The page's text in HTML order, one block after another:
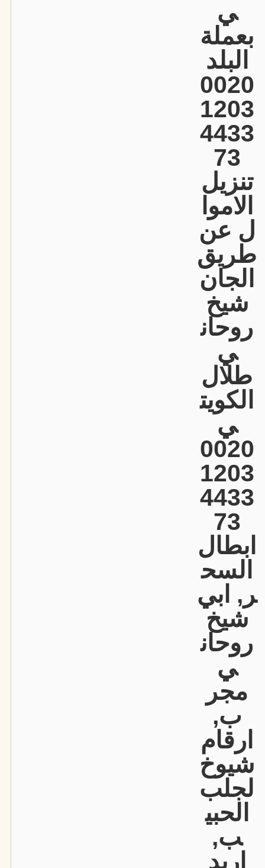
ي
بعملة
البلد
0020
1203
4433
73
تنزيل
الاموا
ل عن
طريق
الجان
شيخ
روحان
ي
طلال
الكويت
ي
0020
1203
4433
73
ابطال
السح
ر, ابي
شيخ
روحان
ي
مجر
ب,
ارقام
شيوخ
لجلب
الحبي
ب,
اريد